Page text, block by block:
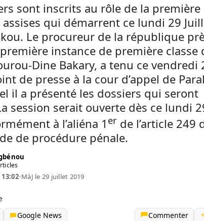
sont inscrits au rôle de la première
assises qui démarrent ce lundi 29
Le procureur de la république
instance de première classe
Dine Bakary, a tenu ce vendredi
de presse à la cour d’appel de
il a présenté les dossiers qui seront
session serait ouverte dès ce lundi
à l’aliéna 1 er de l’article 249
de procédure pénale.
•MàJ le 29 juillet 2019
Google News Commenter